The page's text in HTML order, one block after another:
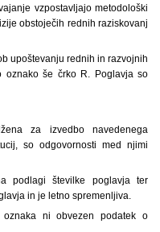
vzpostavljajo metodološki
obstoječih rednih raziskovanj
upoštevanju rednih in razvojnih
oznako še črko R. Poglavja so
za izvedbo navedenega
so odgovornosti med njimi
podlagi številke poglavja ter
in je letno spremenljiva.
oznaka ni obvezen podatek o